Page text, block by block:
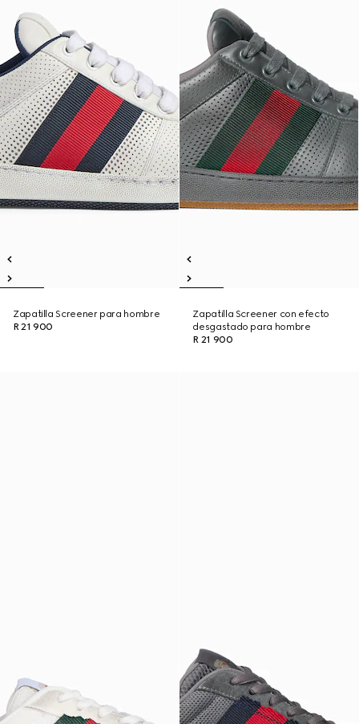
Zapatilla Screener para hombre
R 21 900
Zapatilla Screener con efecto
desgastado para hombre
R 21 900